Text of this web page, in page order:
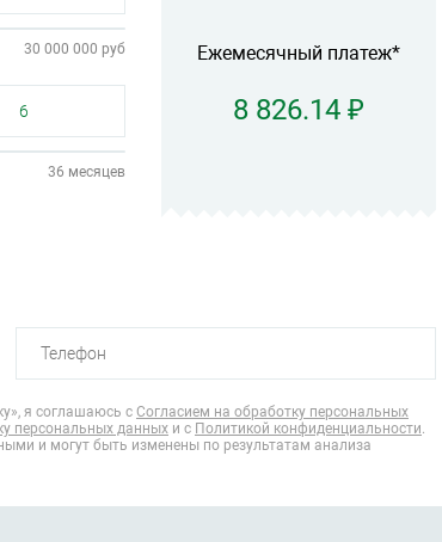
30 000 000 руб
36 месяцев
Ежемесячный платеж*
8 826.14 ₽
я соглашаюсь с Согласием на обработку персональных
персональных данных и с Политикой конфиденциальности.
и могут быть изменены по результатам анализа